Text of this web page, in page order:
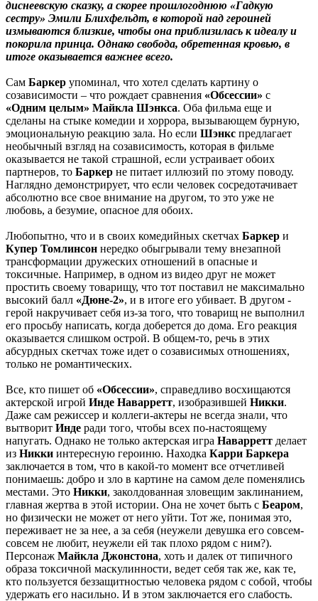
диснеевскую сказку, а скорее прошлогоднюю «Гадкую
сестру» Эмили Блихфельдт, в которой над героиней
измываются близкие, чтобы она приблизилась к идеалу и
покорила принца. Однако свобода, обретенная кровью, в
итоге оказывается важнее всего.
Сам Баркер упоминал, что хотел сделать картину о
созависимости – что рождает сравнения «Обсессии» с
«Одним целым» Майкла Шэнкса. Оба фильма еще и
сделаны на стыке комедии и хоррора, вызывающем бурную,
эмоциональную реакцию зала. Но если Шэнкс предлагает
необычный взгляд на созависимость, которая в фильме
оказывается не такой страшной, если устраивает обоих
партнеров, то Баркер не питает иллюзий по этому поводу.
Наглядно демонстрирует, что если человек сосредотачивает
абсолютно все свое внимание на другом, то это уже не
любовь, а безумие, опасное для обоих.
Любопытно, что и в своих комедийных скетчах Баркер и
Купер Томлинсон нередко обыгрывали тему внезапной
трансформации дружеских отношений в опасные и
токсичные. Например, в одном из видео друг не может
простить своему товарищу, что тот поставил не максимально
высокий балл «Дюне-2», и в итоге его убивает. В другом -
герой накручивает себя из-за того, что товарищ не выполнил
его просьбу написать, когда доберется до дома. Его реакция
оказывается слишком острой. В общем-то, речь в этих
абсурдных скетчах тоже идет о созависимых отношениях,
только не романтических.
Все, кто пишет об «Обсессии», справедливо восхищаются
актерской игрой Инде Наварретт, изобразившей Никки.
Даже сам режиссер и коллеги-актеры не всегда знали, что
вытворит Инде ради того, чтобы всех по-настоящему
напугать. Однако не только актерская игра Наварретт делает
из Никки интересную героиню. Находка Карри Баркера
заключается в том, что в какой-то момент все отчетливей
понимаешь: добро и зло в картине на самом деле поменялись
местами. Это Никки, заколдованная зловещим заклинанием,
главная жертва в этой истории. Она не хочет быть с Беаром,
но физически не может от него уйти. Тот же, понимая это,
переживает не за нее, а за себя (неужели девушка его совсем-
совсем не любит, неужели ей так плохо рядом с ним?).
Персонаж Майкла Джонстона, хоть и далек от типичного
образа токсичной маскулинности, ведет себя так же, как те,
кто пользуется беззащитностью человека рядом с собой, чтобы
удержать его насильно. И в этом заключается его слабость.